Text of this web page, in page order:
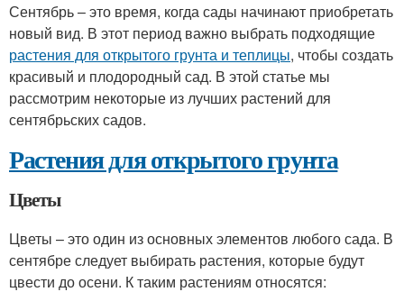
Сентябрь – это время, когда сады начинают приобретать
новый вид. В этот период важно выбрать подходящие
растения для открытого грунта и теплицы, чтобы создать
красивый и плодородный сад. В этой статье мы
рассмотрим некоторые из лучших растений для
сентябрьских садов.
Растения для открытого грунта
Цветы
Цветы – это один из основных элементов любого сада. В
сентябре следует выбирать растения, которые будут
цвести до осени. К таким растениям относятся: